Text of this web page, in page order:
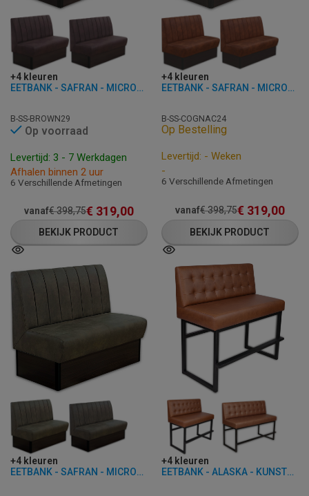
+4 kleuren
EETBANK - SAFRAN - MICROVEZEL
B-SS-BROWN29
Op voorraad
Levertijd: 3 - 7 Werkdagen
Afhalen binnen 2 uur
6 Verschillende Afmetingen
vanaf€398,75€ 319,00
BEKIJK PRODUCT
+4 kleuren
EETBANK - SAFRAN - MICROVEZEL
B-SS-COGNAC24
Op Bestelling
Levertijd: - Weken
-
6 Verschillende Afmetingen
vanaf€398,75€ 319,00
BEKIJK PRODUCT
+4 kleuren
EETBANK - SAFRAN - MICROVEZEL
+4 kleuren
EETBANK - ALASKA - KUNSTLEER